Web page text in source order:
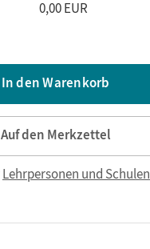
0,00 EUR
In den Warenkorb
Auf den Merkzettel
Lehrpersonen und Schulen